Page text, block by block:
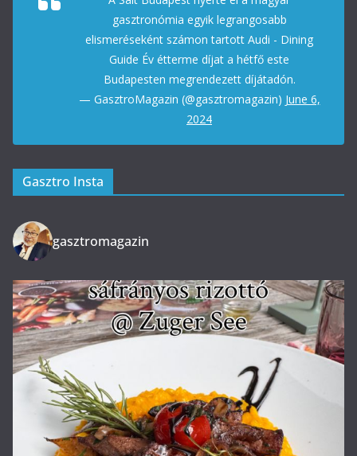
gasztronómia egyik legrangosabb
elismeréseként számon tartott Audi - Dining
Guide Év étterme díjat a hétfő este
Budapesten megrendezett díjátadón.
— GasztroMagazin (@gasztromagazin) June 6,
2024
Gasztro Insta
gasztromagazin